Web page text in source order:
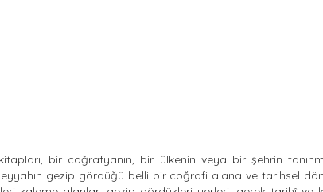
bir coğrafyanın, bir ülkenin veya bir şehrin
gezip gördüğü belli bir coğrafi alana ve tarihsel